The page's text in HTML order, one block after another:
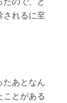
されるに至
たあとなん
とがある